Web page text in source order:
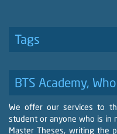
Tags
BTS Academy,
We offer our services to
student or anyone who is in
Master Theses, writing the